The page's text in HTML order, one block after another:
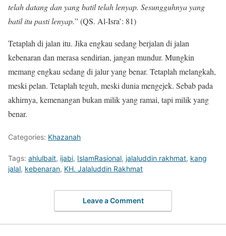
telah datang dan yang batil telah lenyap. Sesungguhnya yang
batil itu pasti lenyap.” (QS. Al-Isra’: 81)
Tetaplah di jalan itu. Jika engkau sedang berjalan di jalan
kebenaran dan merasa sendirian, jangan mundur. Mungkin
memang engkau sedang di jalur yang benar. Tetaplah melangkah,
meski pelan. Tetaplah teguh, meski dunia mengejek. Sebab pada
akhirnya, kemenangan bukan milik yang ramai, tapi milik yang
benar.
Categories: Khazanah
Tags: ahlulbait, ijabi, IslamRasional, jalaluddin rakhmat, kang
jalal, kebenaran, KH. Jalaluddin Rakhmat
Leave a Comment